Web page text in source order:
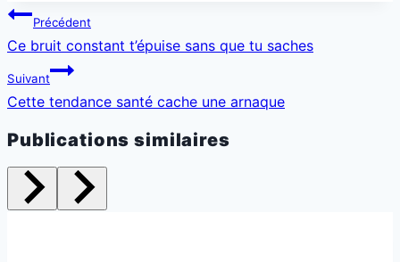
Navigation
de
l’article
Précédent
Ce bruit constant t’épuise sans que tu saches
Suivant
Cette tendance santé cache une arnaque
Publications similaires